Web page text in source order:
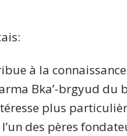
à la
Bka’-brgyud du
plus
des pères